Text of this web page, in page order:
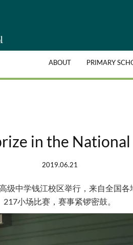
ABOUT PRIMARY
in the
2019.06.21
级中学钱江校区举行，来自全国
217小场比赛，赛事紧锣密鼓。